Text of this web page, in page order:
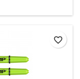
favorite_border